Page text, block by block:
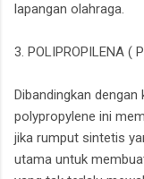
lapangan olahraga.
3. POLIPROPILENA (
Dibandingkan
polypropylene ini
jika rumput sintetis
utama untuk